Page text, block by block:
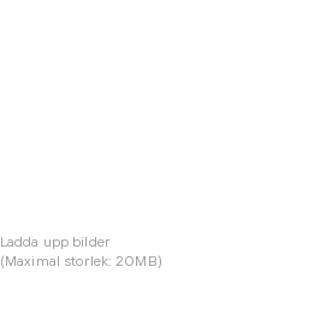
Ladda upp bilder
(Maximal storlek: 20MB)